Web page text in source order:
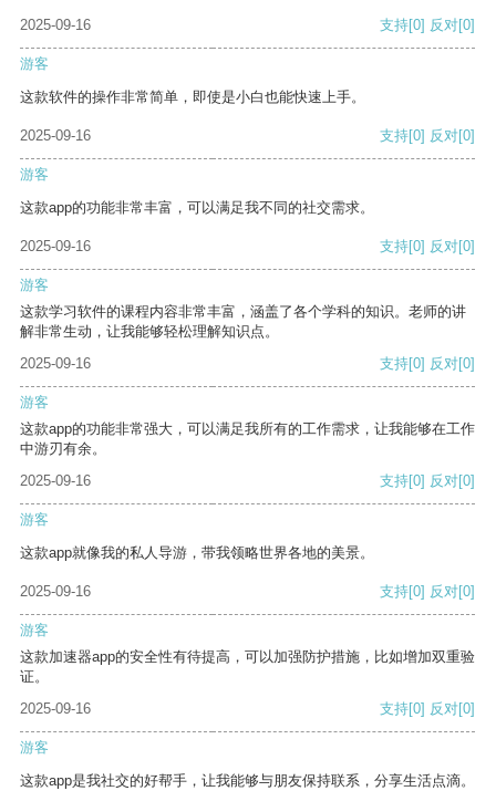
2025-09-16 支持[0] 反对[0]
游客
这款软件的操作非常简单，即使是小白也能快速上手。
2025-09-16 支持[0] 反对[0]
游客
这款app的功能非常丰富，可以满足我不同的社交需求。
2025-09-16 支持[0] 反对[0]
游客
这款学习软件的课程内容非常丰富，涵盖了各个学科的知识。老师的讲
解非常生动，让我能够轻松理解知识点。
2025-09-16
支持[0] 反对[0]
游客
这款app的功能非常强大，可以满足我所有的工作需求，让我能够在工作
中游刃有余。
2025-09-16
支持[0] 反对[0]
游客
这款app就像我的私人导游，带我领略世界各地的美景。
2025-09-16 支持[0] 反对[0]
游客
这款加速器app的安全性有待提高，可以加强防护措施，比如增加双重验
证。
2025-09-16
支持[0] 反对[0]
游客
这款app是我社交的好帮手，让我能够与朋友保持联系，分享生活点滴。